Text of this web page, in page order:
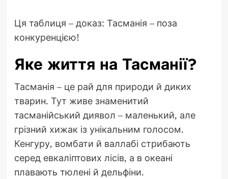
Ця таблиця – доказ: Тасманія – поза
конкуренцією!
Яке життя на Тасманії?
Тасманія – це рай для природи й диких
тварин. Тут живе знаменитий
тасманійський диявол – маленький, але
грізний хижак із унікальним голосом.
Кенгуру, вомбати й валлабі стрибають
серед евкаліптових лісів, а в океані
плавають тюлені й дельфіни.